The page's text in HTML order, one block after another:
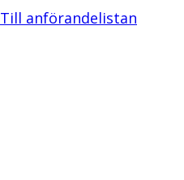
Till anförandelistan